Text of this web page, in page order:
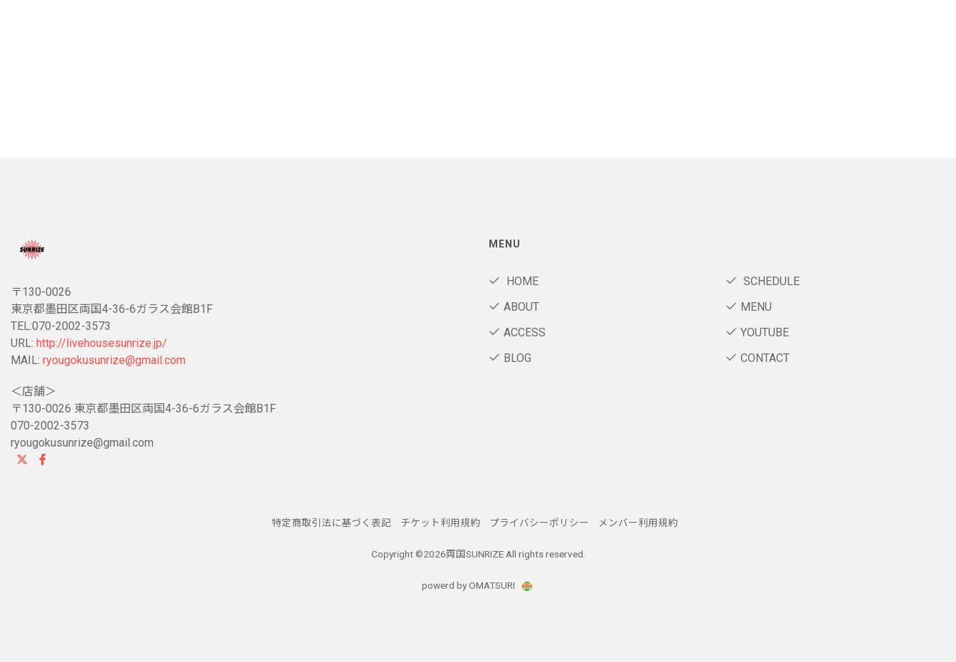
〒130-0026
東京都墨田区両国4-36-6ガラス会館B1F
TEL:070-2002-3573
URL: http://livehousesunrize.jp/
MAIL: ryougokusunrize@gmail.com
＜店舗＞
〒130-0026 東京都墨田区両国4-36-6ガラス会館B1F
070-2002-3573
ryougokusunrize@gmail.com
MENU
HOME
SCHEDULE
ABOUT
MENU
ACCESS
YOUTUBE
BLOG
CONTACT
特定商取引法に基づく表記 チケット利用規約 プライバシーポリシー メンバー利用規約
Copyright ©2026両国SUNRIZE All rights reserved.
powerd by OMATSURI